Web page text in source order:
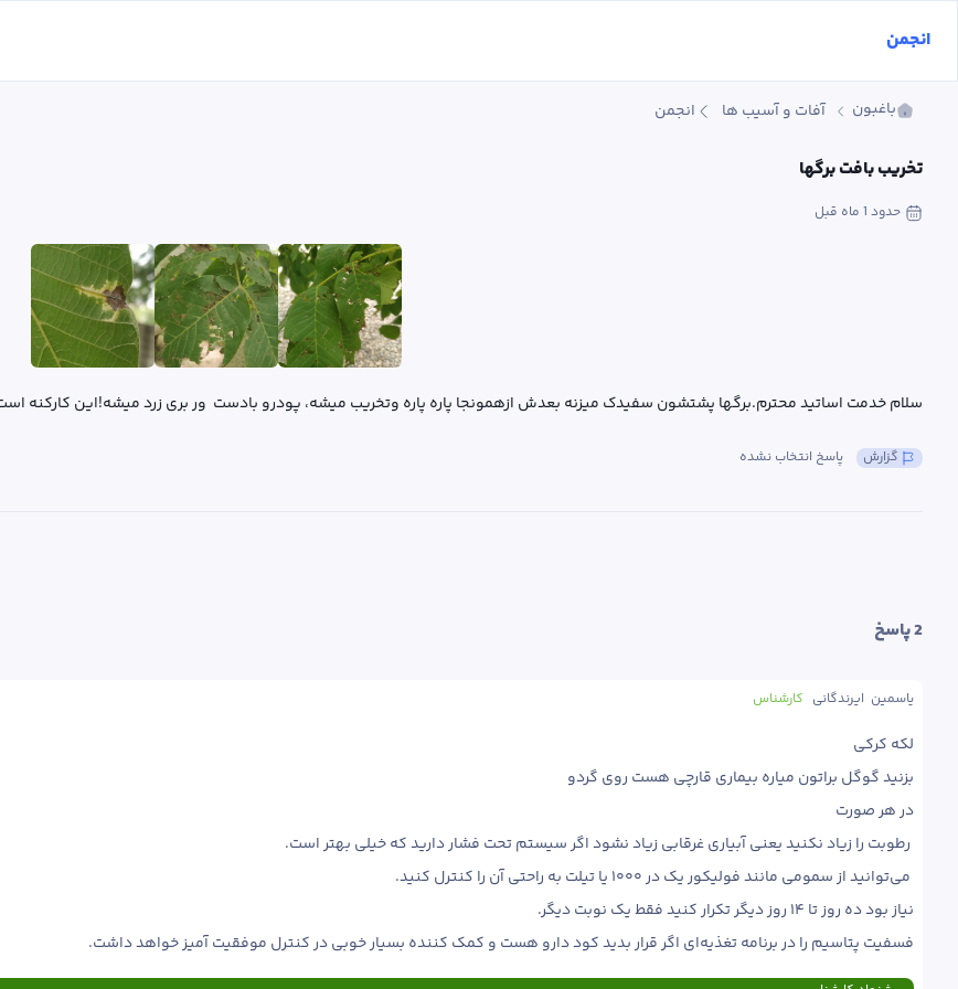
باغبون آفات و آسیب ها انجمن
تخریب بافت برگها
حدود 1 ماه قبل
سلام خدمت اساتید محترم.برگها پشتشون سفیدک میزنه بعدش ازهمونجا پاره پاره وتخریب میشه، پودرو بادست  ور بری زرد میشه!این کارکنه
پاسخ انتخاب نشده گزارش
2 پاسخ
کارشناس یاسمین  ایرندگانی
فسفیت پتاسیم را در برنامه تغذیه‌ای اگر قرار بدید کود دارو هست و کمک کننده بسیار خوبی در کنترل موفقیت آمیز خواهد داشت.
انجمن